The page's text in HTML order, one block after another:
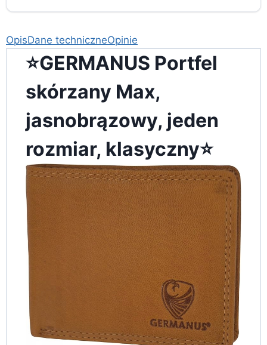
OpisDane techniczneOpinie
⭐️GERMANUS Portfel
skórzany Max,
jasnobrązowy, jeden
rozmiar, klasyczny⭐️